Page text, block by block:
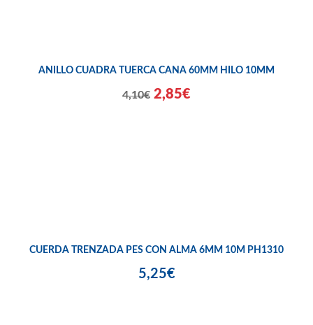
ANILLO CUADRA TUERCA CANA 60MM HILO 10MM
4,10€ 2,85€
CUERDA TRENZADA PES CON ALMA 6MM 10M PH1310
5,25€